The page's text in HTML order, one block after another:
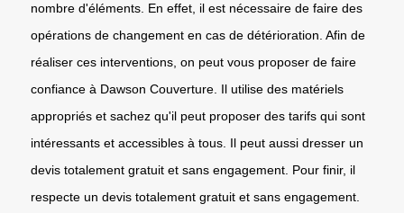
nombre d'éléments. En effet, il est nécessaire de faire des
opérations de changement en cas de détérioration. Afin de
réaliser ces interventions, on peut vous proposer de faire
confiance à Dawson Couverture. Il utilise des matériels
appropriés et sachez qu'il peut proposer des tarifs qui sont
intéressants et accessibles à tous. Il peut aussi dresser un
devis totalement gratuit et sans engagement. Pour finir, il
respecte un devis totalement gratuit et sans engagement.